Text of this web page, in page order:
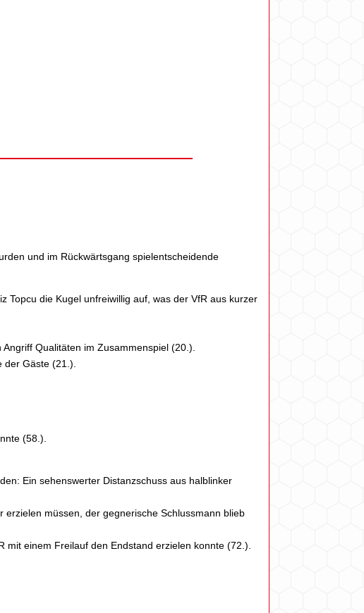
und im Rückwärtsgang spielentscheidende
Topcu die Kugel unfreiwillig auf, was der VfR aus kurzer
Qualitäten im Zusammenspiel (20.).
Gäste (21.).
(58.).
Ein sehenswerter Distanzschuss aus halblinker
müssen, der gegnerische Schlussmann blieb
einem Freilauf den Endstand erzielen konnte (72.).